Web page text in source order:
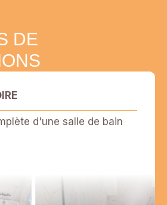
DE
d'une salle de bain